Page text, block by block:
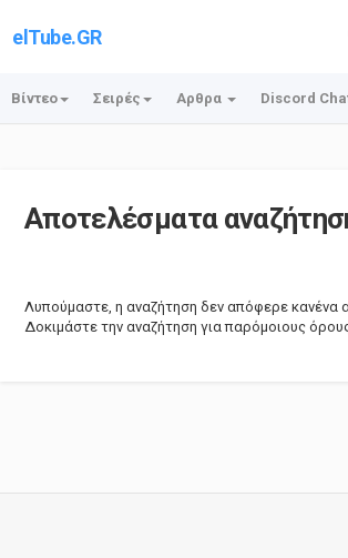
elTube.GR
Βίντεο Σειρές Αρθρα Discord
Αποτελέσματα
Λυπούμαστε, η αναζήτηση δεν απόφερε κανένα
Δοκιμάστε την αναζήτηση για παρόμοιους